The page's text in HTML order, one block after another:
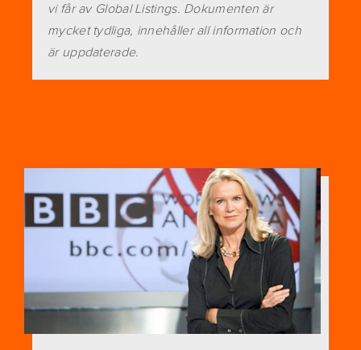
vi får av Global Listings. Dokumenten är
mycket tydliga, innehåller all information och
är uppdaterade.